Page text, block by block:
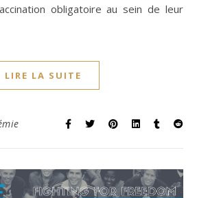
obligatoire au sein de leur
LIRE LA SUITE